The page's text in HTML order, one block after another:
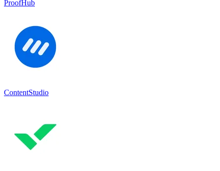
ProofHub
ContentStudio